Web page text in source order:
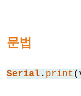
int
short
문법
Serial . print